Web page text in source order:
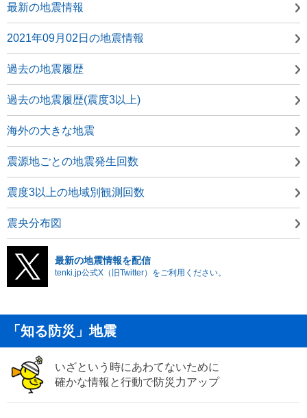
最新の地震情報
2021年09月02日の地震情報
過去の地震履歴
過去の地震履歴(震度3以上)
海外の大きな地震
震源地ごとの地震発生回数
震度3以上の地域別観測回数
震央分布図
最新の地震情報を配信
tenki.jp公式X（旧Twitter）をご利用ください。
「知る防災」地震
いざという時にあわてないために
確かな情報と行動で防災力アップ